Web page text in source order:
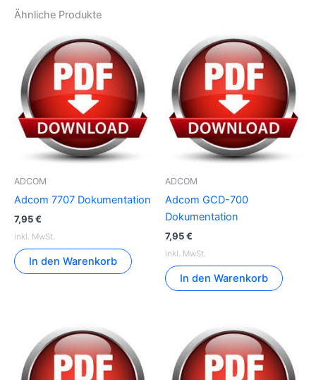
Ähnliche Produkte
ADCOM
Adcom 7707 Dokumentation
7,95€
inkl. MwSt.
In den Warenkorb
ADCOM
Adcom GCD-700
Dokumentation
7,95€
inkl. MwSt.
In den Warenkorb